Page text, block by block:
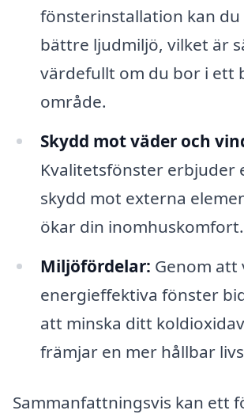
fönsterinstallation kan du
bättre ljudmiljö, vilket är
värdefullt om du bor i ett
område.
Skydd mot väder och
Kvalitetsfönster erbjuder
skydd mot externa
ökar din inomhuskomfort.
Miljöfördelar: Genom att
energieffektiva fönster
att minska ditt
främjar en mer hållbar
Sammanfattningsvis kan ett